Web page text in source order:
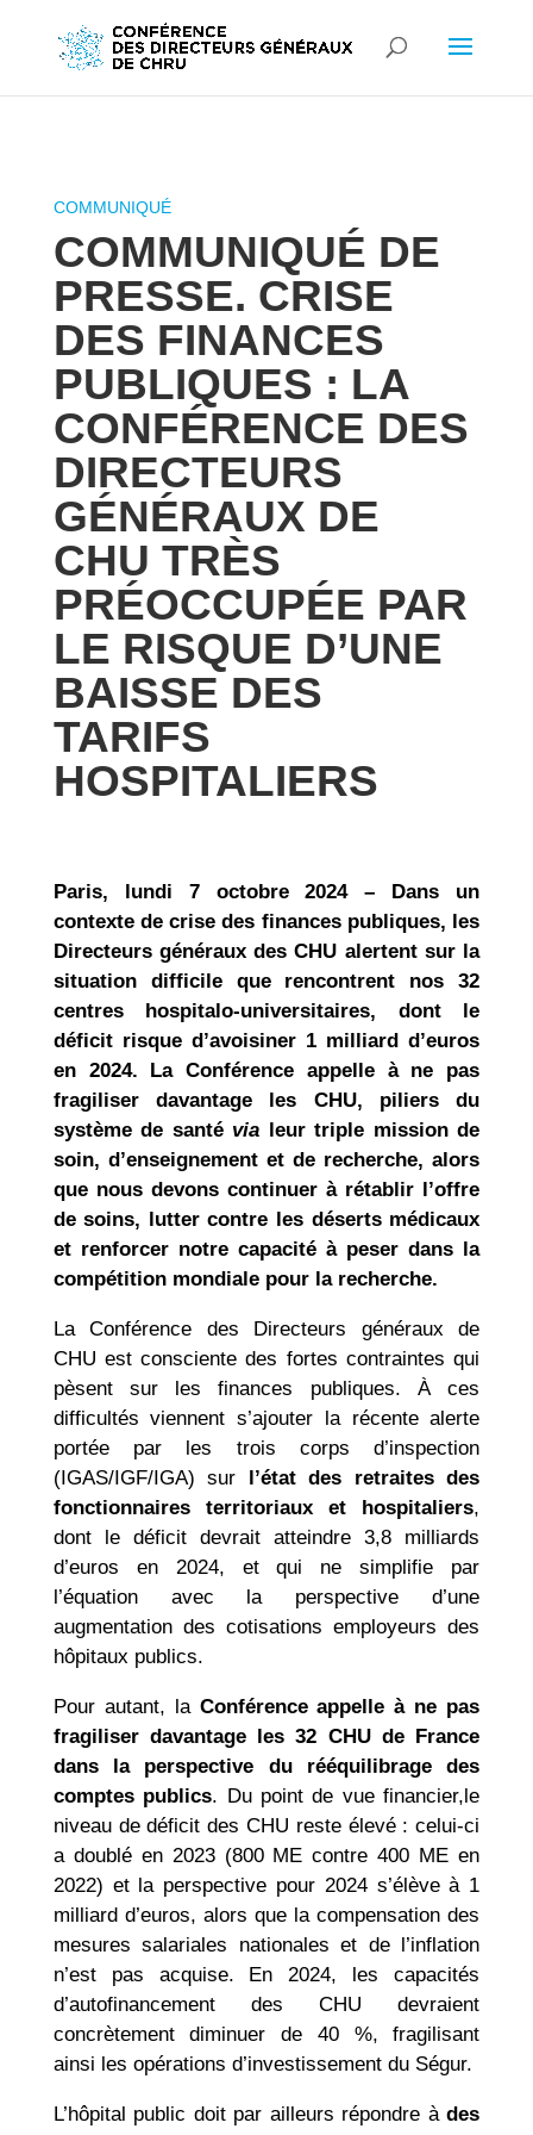
COMMUNIQUÉ DE
PRESSE. CRISE
DES FINANCES
PUBLIQUES : LA
CONFÉRENCE DES
DIRECTEURS
GÉNÉRAUX DE
CHU TRÈS
PRÉOCCUPÉE PAR
LE RISQUE D’UNE
BAISSE DES
TARIFS
HOSPITALIERS
Paris, lundi 7 octobre 2024 – Dans un
contexte de crise des finances publiques, les
Directeurs généraux des CHU alertent sur la
situation difficile que rencontrent nos 32
centres hospitalo-universitaires, dont le
déficit risque d’avoisiner 1 milliard d’euros
en 2024. La Conférence appelle à ne pas
fragiliser davantage les CHU, piliers du
système de santé via leur triple mission de
soin, d’enseignement et de recherche, alors
que nous devons continuer à rétablir l’offre
de soins, lutter contre les déserts médicaux
et renforcer notre capacité à peser dans la
compétition mondiale pour la recherche.
La Conférence des Directeurs généraux de
CHU est consciente des fortes contraintes qui
pèsent sur les finances publiques. À ces
difficultés viennent s’ajouter la récente alerte
portée par les trois corps d’inspection
(IGAS/IGF/IGA) sur l’état des retraites des
fonctionnaires territoriaux et hospitaliers,
dont le déficit devrait atteindre 3,8 milliards
d’euros en 2024, et qui ne simplifie par
l’équation avec la perspective d’une
augmentation des cotisations employeurs des
hôpitaux publics.
Pour autant, la Conférence appelle à ne pas
fragiliser davantage les 32 CHU de France
dans la perspective du rééquilibrage des
comptes publics. Du point de vue financier,le
niveau de déficit des CHU reste élevé : celui-ci
a doublé en 2023 (800 ME contre 400 ME en
2022) et la perspective pour 2024 s’élève à 1
milliard d’euros, alors que la compensation des
mesures salariales nationales et de l’inflation
n’est pas acquise. En 2024, les capacités
d’autofinancement des CHU devraient
concrètement diminuer de 40 %, fragilisant
ainsi les opérations d’investissement du Ségur.
L’hôpital public doit par ailleurs répondre àdes